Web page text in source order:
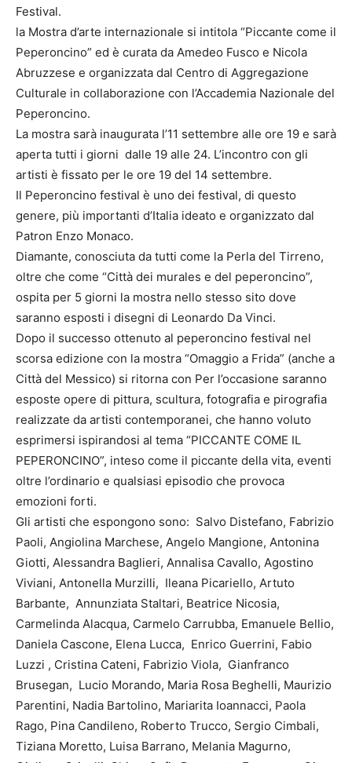
Festival.
la Mostra d’arte internazionale si intitola “Piccante come il
Peperoncino” ed è curata da Amedeo Fusco e Nicola
Abruzzese e organizzata dal Centro di Aggregazione
Culturale in collaborazione con l’Accademia Nazionale del
Peperoncino.
La mostra sarà inaugurata l’11 settembre alle ore 19 e sarà
aperta tutti i giorni dalle 19 alle 24. L’incontro con gli
artisti è fissato per le ore 19 del 14 settembre.
Il Peperoncino festival è uno dei festival, di questo
genere, più importanti d’Italia ideato e organizzato dal
Patron Enzo Monaco.
Diamante, conosciuta da tutti come la Perla del Tirreno,
oltre che come “Città dei murales e del peperoncino”,
ospita per 5 giorni la mostra nello stesso sito dove
saranno esposti i disegni di Leonardo Da Vinci.
Dopo il successo ottenuto al peperoncino festival nel
scorsa edizione con la mostra “Omaggio a Frida” (anche a
Città del Messico) si ritorna con Per l’occasione saranno
esposte opere di pittura, scultura, fotografia e pirografia
realizzate da artisti contemporanei, che hanno voluto
esprimersi ispirandosi al tema “PICCANTE COME IL
PEPERONCINO”, inteso come il piccante della vita, eventi
oltre l’ordinario e qualsiasi episodio che provoca
emozioni forti.
Gli artisti che espongono sono: Salvo Distefano, Fabrizio
Paoli, Angiolina Marchese, Angelo Mangione, Antonina
Giotti, Alessandra Baglieri, Annalisa Cavallo, Agostino
Viviani, Antonella Murzilli, Ileana Picariello, Artuto
Barbante, Annunziata Staltari, Beatrice Nicosia,
Carmelinda Alacqua, Carmelo Carrubba, Emanuele Bellio,
Daniela Cascone, Elena Lucca, Enrico Guerrini, Fabio
Luzzi , Cristina Cateni, Fabrizio Viola, Gianfranco
Brusegan, Lucio Morando, Maria Rosa Beghelli, Maurizio
Parentini, Nadia Bartolino, Mariarita Ioannacci, Paola
Rago, Pina Candileno, Roberto Trucco, Sergio Cimbali,
Tiziana Moretto, Luisa Barrano, Melania Magurno,